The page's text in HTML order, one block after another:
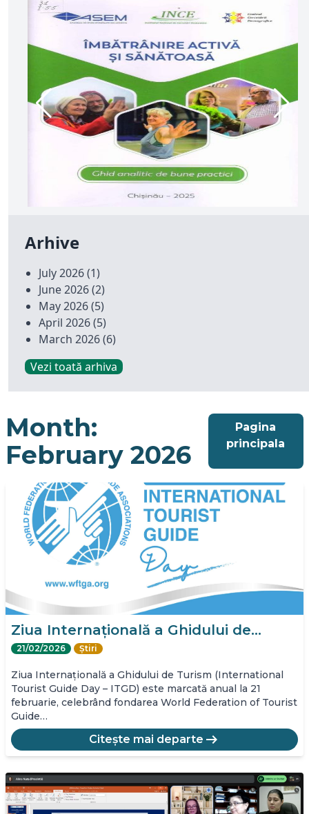
Arhive
July 2026(1)
June 2026(2)
May 2026(5)
April 2026(5)
March 2026(6)
Vezi toată arhiva
Month:
February 2026
Pagina
principala
Ziua Internațională a Ghidului de…
21/02/2026 Știri
Ziua Internațională a Ghidului de Turism (International
Tourist Guide Day – ITGD) este marcată anual la 21
februarie, celebrând fondarea World Federation of Tourist
Guide…
Citește mai departe arrow_right_alt